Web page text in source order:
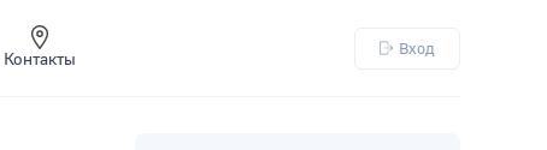
Контакты
Вход